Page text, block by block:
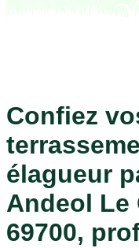
Confiez
élagueur
Andeol Le
69700,